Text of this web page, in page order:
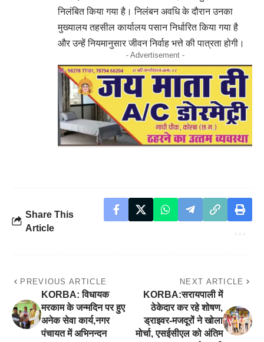
निलंबित किया गया है। निलंबन अवधि के दौरान उनका
मुख्यालय तहसील कार्यालय पसान निर्धारित किया गया है
और उन्हें नियमानुसार जीवन निर्वाह भत्ते की पात्रता होगी।
- Advertisement -
Share This
Article
PREVIOUS ARTICLE
KORBA: विधायक
मरकाम के जन्मदिन पर हुए
अनेक सेवा कार्य,नगर
पंचायत में अभिनन्दन
NEXT ARTICLE
KORBA:सरायपाली में
ठेकेदार कर रहे शोषण,
ड्राइवर-मजदूरों ने खोला
मोर्चा, एसईसीएल को अंतिम